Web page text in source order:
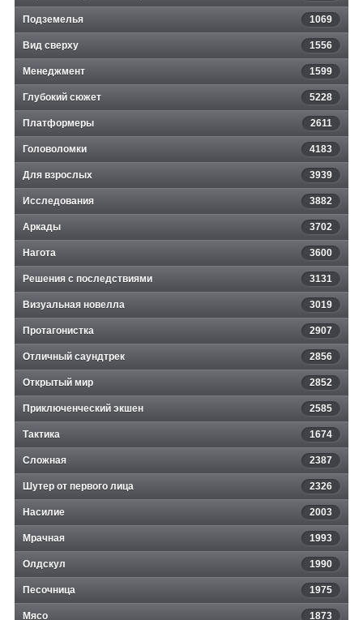
Подземелья 1069
Вид сверху 1556
Менеджмент 1599
Глубокий сюжет 5228
Платформеры 2611
Головоломки 4183
Для взрослых 3939
Исследования 3882
Аркады 3702
Нагота 3600
Решения с последствиями 3131
Визуальная новелла 3019
Протагонистка 2907
Отличный саундтрек 2856
Открытый мир 2852
Приключенческий экшен 2585
Тактика 1674
Сложная 2387
Шутер от первого лица 2326
Насилие 2003
Мрачная 1993
Олдскул 1990
Песочница 1975
Мясо 1873